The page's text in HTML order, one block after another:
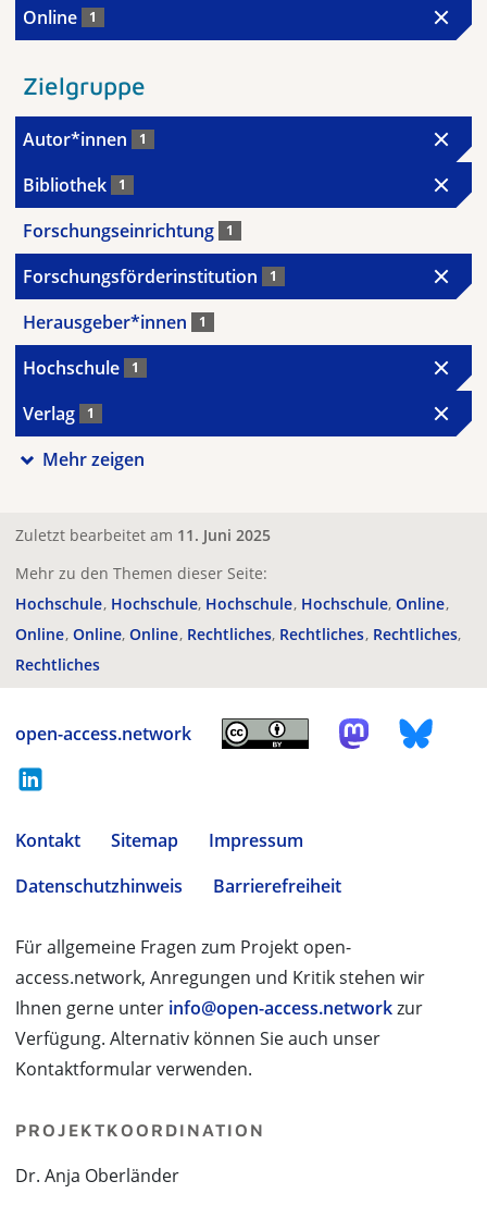
Online 1
Zielgruppe
Autor*innen 1
Bibliothek 1
Forschungseinrichtung 1
Forschungsförderinstitution 1
Herausgeber*innen 1
Hochschule 1
Verlag 1
Mehr zeigen
Zuletzt bearbeitet am 11. Juni 2025
Mehr zu den Themen dieser Seite:
Hochschule Hochschule Hochschule Hochschule Online
Online Online Online Rechtliches Rechtliches Rechtliches
Rechtliches
open-access.network
Kontakt Sitemap
Impressum
Datenschutzhinweis
Barrierefreiheit
Für allgemeine Fragen zum Projekt open-
access.network, Anregungen und Kritik stehen wir
Ihnen gerne unter info@open-access.networkzur
Verfügung. Alternativ können Sie auch unser
Kontaktformular verwenden.
PROJEKTKOORDINATION
Dr. Anja Oberländer